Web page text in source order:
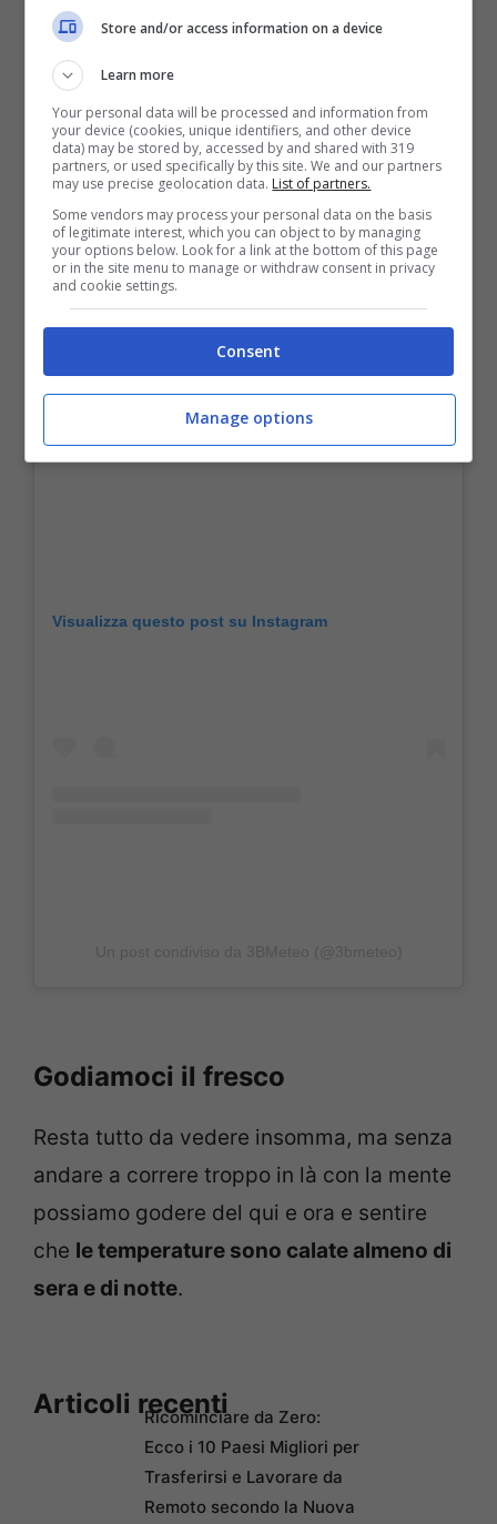
Sicuro non dobbiamo cantare vittoria
troppo presto, tuttavia potrebbe anche
essere che il peggio sia passato e che per
quanto caldo, non raggiungeremo più i
livelli di queste settimane.
Visualizza questo post su Instagram
Godiamoci il fresco
Resta tutto da vedere insomma, ma senza
andare a correre troppo in là con la mente
possiamo godere del qui e ora e sentire
che le temperature sono calate almeno di
sera e di notte.
Articoli recentiRicominciare da Zero:
Ecco i 10 Paesi Migliori per
Trasferirsi e Lavorare da
Remoto secondo la Nuova
Store and/or access information on a device
Learn more
Your personal data will be processed and information from
your device (cookies, unique identifiers, and other device
data) may be stored by, accessed by and shared with 319
partners, or used specifically by this site. We and our partners
may use precise geolocation data. List of partners.
Some vendors may process your personal data on the basis
of legitimate interest, which you can object to by managing
your options below. Look for a link at the bottom of this page
or in the site menu to manage or withdraw consent in privacy
and cookie settings.
Consent
Manage options